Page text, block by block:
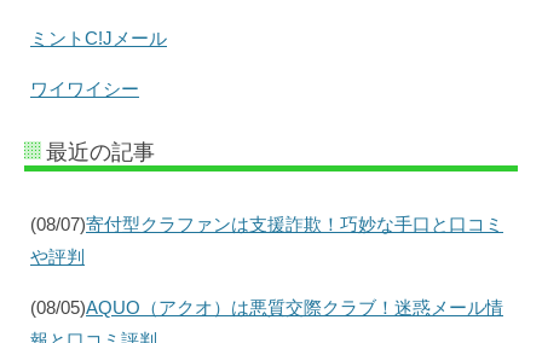
ミントC!Jメール
ワイワイシー
最近の記事
(08/07)寄付型クラファンは支援詐欺！巧妙な手口と口コミ
や評判
(08/05)AQUO（アクオ）は悪質交際クラブ！迷惑メール情